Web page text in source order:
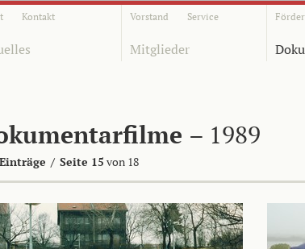
Kontakt Vorstand Service
Mitglieder
– 1989
/ Seite 15 von 18